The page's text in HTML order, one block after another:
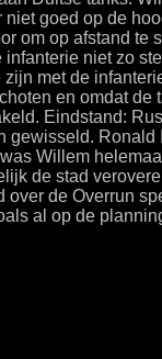
goed op de
om op afstand te
niet zo
met de
en omdat de
Eindstand:
gewisseld.
Willem
de stad
de Overrun
al op de